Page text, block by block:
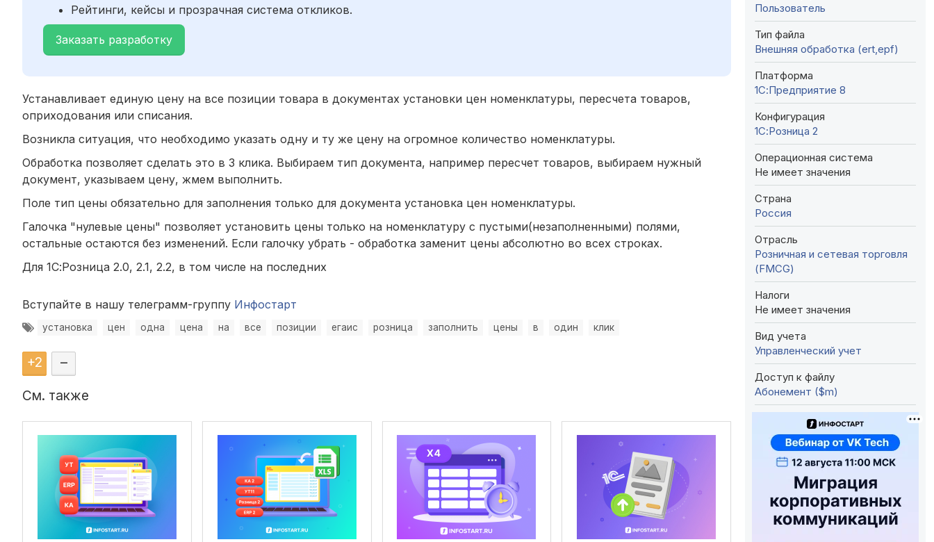
Рейтинги, кейсы и прозрачная система откликов.
Заказать разработку
Устанавливает единую цену на все позиции товара в документах установки цен номенклатуры, пересчета товаров,
оприходования или списания.
Возникла ситуация, что необходимо указать одну и ту же цену на огромное количество номенклатуры.
Обработка позволяет сделать это в 3 клика. Выбираем тип документа, например пересчет товаров, выбираем нужный
документ, указываем цену, жмем выполнить.
Поле тип цены обязательно для заполнения только для документа установка цен номенклатуры.
Галочка "нулевые цены" позволяет установить цены только на номенклатуру с пустыми(незаполненными) полями,
остальные остаются без изменений. Если галочку убрать - обработка заменит цены абсолютно во всех строках.
Для 1С:Розница 2.0, 2.1, 2.2, в том числе на последних
Вступайте в нашу телеграмм-группу Инфостарт
установка цен одна цена на все позиции егаис розница заполнить цены в один клик
+2 –
См. также
Пользователь
Тип файла
Внешняя обработка (ert,epf)
Платформа
1С:Предприятие 8
Конфигурация
1С:Розница 2
Операционная система
Не имеет значения
Страна
Россия
Отрасль
Розничная и сетевая торговля
(FMCG)
Налоги
Не имеет значения
Вид учета
Управленческий учет
Доступ к файлу
Абонемент ($m)